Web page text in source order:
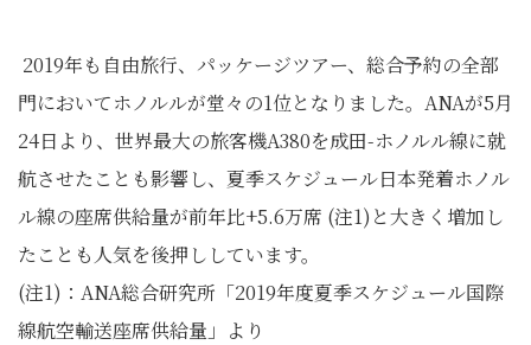
2019年も自由旅行、パッケージツアー、総合予約の全部
門においてホノルルが堂々の1位となりました。ANAが5月
24日より、世界最大の旅客機A380を成田-ホノルル線に就
航させたことも影響し、夏季スケジュール日本発着ホノル
ル線の座席供給量が前年比+5.6万席 (注1)と大きく増加し
たことも人気を後押ししています。
(注1)：ANA総合研究所「2019年度夏季スケジュール国際
線航空輸送座席供給量」より